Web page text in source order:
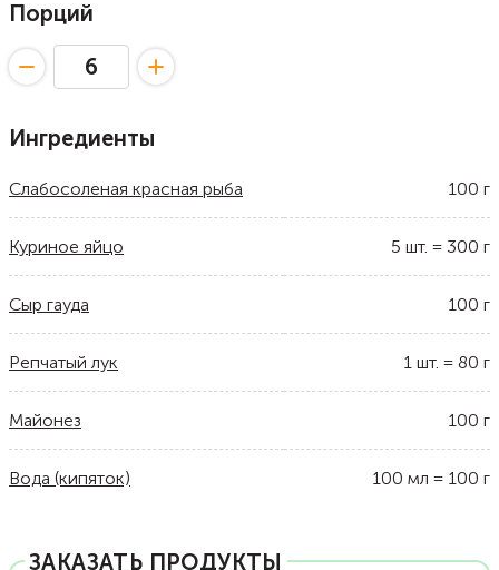
Порций
Ингредиенты
Слабосоленая красная рыба 100 г
Куриное яйцо 5 шт. = 300 г
Сыр гауда 100 г
Репчатый лук 1 шт. = 80 г
Майонез 100 г
Вода (кипяток) 100 мл = 100 г
ЗАКАЗАТЬ ПРОДУКТЫ